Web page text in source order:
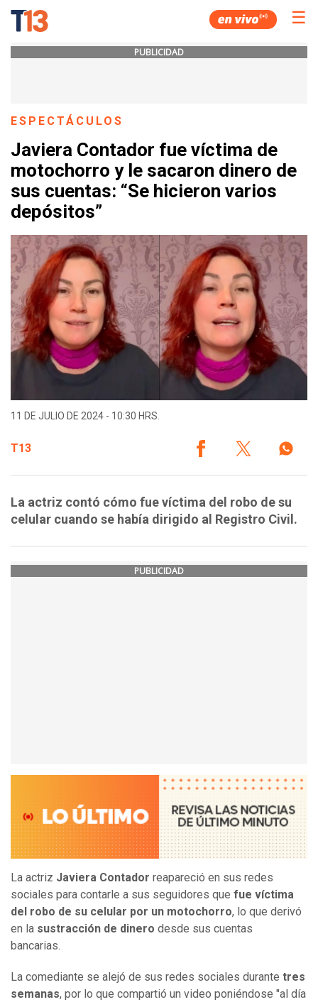
☰
PUBLICIDAD
ESPECTÁCULOS
Javiera Contador fue víctima de
motochorro y le sacaron dinero de
sus cuentas: “Se hicieron varios
depósitos”
11 DE JULIO DE 2024 - 10:30 HRS.
T13
La actriz contó cómo fue víctima del robo de su
celular cuando se había dirigido al Registro Civil.
PUBLICIDAD
La actriz Javiera Contador reapareció en sus redes
sociales para contarle a sus seguidores que fue víctima
del robo de su celular por un motochorro, lo que derivó
en la sustracción de dinero desde sus cuentas
bancarias.
La comediante se alejó de sus redes sociales durante tres
semanas, por lo que compartió un video poniéndose "al día